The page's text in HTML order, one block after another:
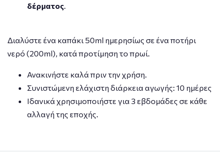
δέρματος.
Διαλύστε ένα καπάκι 50ml ημερησίως σε ένα ποτήρι
νερό (200ml), κατά προτίμηση το πρωί.
Ανακινήστε καλά πριν την χρήση.
Συνιστώμενη ελάχιστη διάρκεια αγωγής: 10 ημέρες
Ιδανικά χρησιμοποιήστε για 3 εβδομάδες σε κάθε
αλλαγή της εποχής.